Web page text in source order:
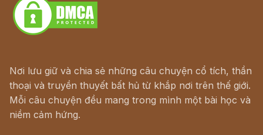
Nơi lưu giữ và chia sẻ những câu chuyện cổ tích, thần
thoại và truyền thuyết bất hủ từ khắp nơi trên thế giới.
Mỗi câu chuyện đều mang trong mình một bài học và
niềm cảm hứng.